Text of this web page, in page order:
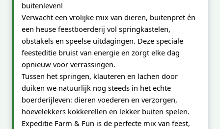
buitenleven!
Verwacht een vrolijke mix van dieren, buitenpret én
een heuse feestboerderij vol springkastelen,
obstakels en speelse uitdagingen. Deze speciale
feesteditie bruist van energie en zorgt elke dag
opnieuw voor verrassingen.
Tussen het springen, klauteren en lachen door
duiken we natuurlijk nog steeds in het echte
boerderijleven: dieren voederen en verzorgen,
hoevelekkers kokkerellen en lekker buiten spelen.
Expeditie Farm & Fun is de perfecte mix van feest,